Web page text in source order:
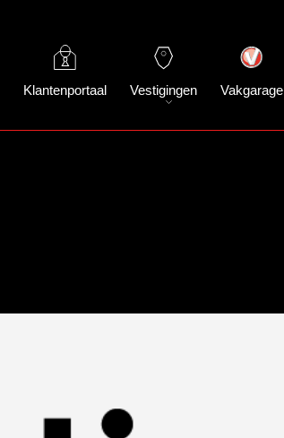
Klantenportaal Vestigingen Vakgarage